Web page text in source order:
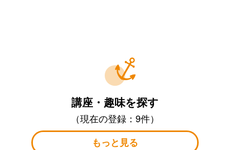
講座・趣味を探す
（現在の登録：9件）
もっと見る